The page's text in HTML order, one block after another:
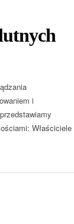
i
Właściciele